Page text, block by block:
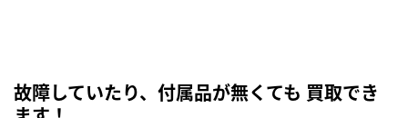
故障していたり、付属品が無くても 買取でき